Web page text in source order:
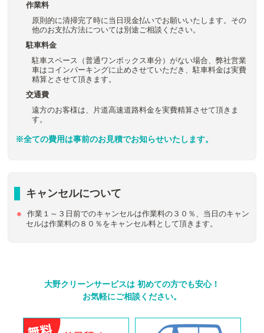
作業料
原則的に清掃完了時に当日現金払いでお願いいたします。その
他のお支払方法については別途ご相談ください。
駐車料金
駐車スペース（普通ワンボックス車分）がない場合、弊社営業
車はコインパーキングに止めさせていただき、駐車料金は実費
精算とさせて頂きます。
交通費
遠方のお客様は、片道高速道路料金を実費精算させて頂きま
す。
※全ての費用は事前のお見積でお知らせいたします。
キャンセルについて
作業１～３日前でのキャンセルは作業料の３０％、当日のキャン
セルは作業料の８０％をキャンセル料として頂きます。
大野クリーンサービスは 初めての方でも安心！
お気軽にご相談ください。